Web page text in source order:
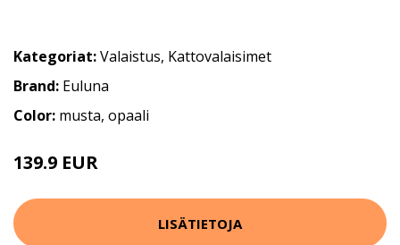
Kategoriat:Valaistus, Kattovalaisimet
Brand: Euluna
Color: musta, opaali
139.9 EUR
LISÄTIETOJA